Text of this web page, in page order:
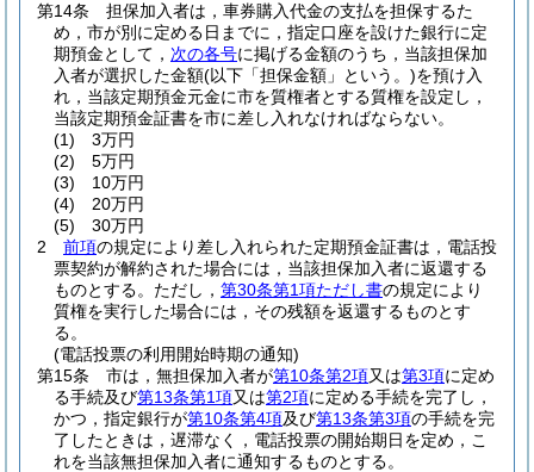
第14条
担保加入者は，車券購入代金の支払を担保するた
め，市が別に定める日までに，指定口座を設けた銀行に定
期預金として， 次の各号に掲げる金額のうち，当該担保加
入者が選択した金額(以下「担保金額」という。)を預け入
れ，当該定期預金元金に市を質権者とする質権を設定し，
当該定期預金証書を市に差し入れなければならない。
(1)
3万円
(2)
5万円
(3)
10万円
(4)
20万円
(5)
30万円
2
前項の規定により差し入れられた定期預金証書は，電話投
票契約が解約された場合には，当該担保加入者に返還する
ものとする。 ただし， 第30条第1項ただし書の規定により
質権を実行した場合には，その残額を返還するものとす
る。
(電話投票の利用開始時期の通知)
第15条
市は，無担保加入者が第10条第2項又は第3項に定め
る手続及び第13条第1項又は第2項に定める手続を完了し，
かつ，指定銀行が第10条第4項及び第13条第3項の手続を完
了したときは，遅滞なく，電話投票の開始期日を定め，こ
れを当該無担保加入者に通知するものとする。